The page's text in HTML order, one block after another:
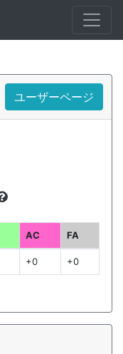
ユーザーページ
AC FA
+0 +0